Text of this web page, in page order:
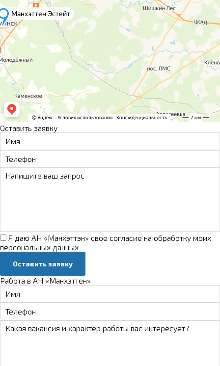
Оставить заявку
Я даю АН «Манхэттэн» свое согласие на обработку моих
персональных данных
Оставить заявку
Работа в АН «Манхэттен»